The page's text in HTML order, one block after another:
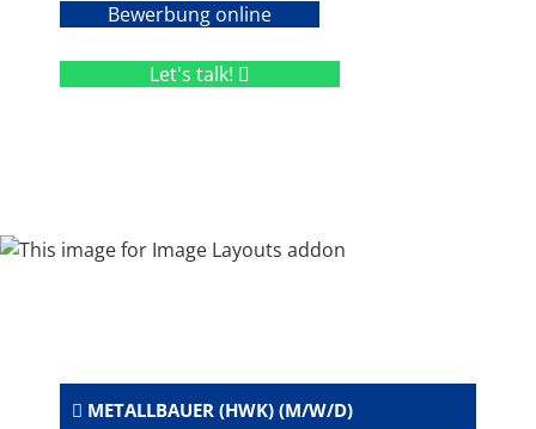
Bewerbung online
Let's talk!
METALLBAUER (HWK) (M/W/D)